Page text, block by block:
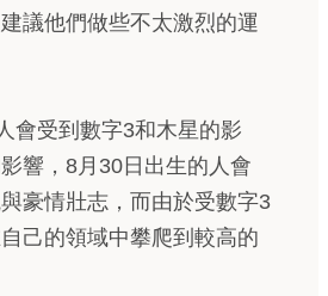
議他們做些不太激烈的運
會受到數字3和木星的影
響，8月30日出生的人會
豪情壯志，而由於受數字3
己的領域中攀爬到較高的